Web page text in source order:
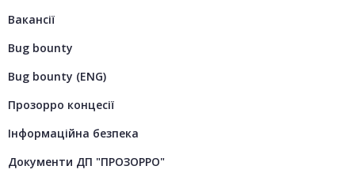
Вакансії
Bug bounty
Bug bounty (ENG)
Прозорро концесії
Інформаційна безпека
Документи ДП "ПРОЗОРРО"